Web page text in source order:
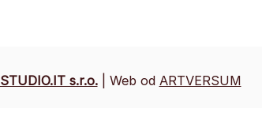
STUDIO.IT s.r.o.| Web od ARTVERSUM